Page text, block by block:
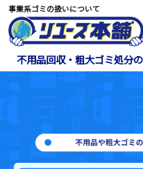
事業系ゴミの扱いについて
不用品回収・粗大ゴミ処分